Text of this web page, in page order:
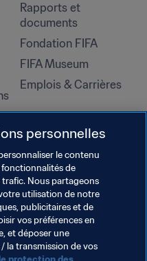
Rapports et
documents
Fondation FIFA
FIFA Museum
Emplois & Carrières
personnelles
le contenu
de
Nous partageons
utilisation de notre
publicitaires et de
vos préférences en
et déposer une
la transmission de vos